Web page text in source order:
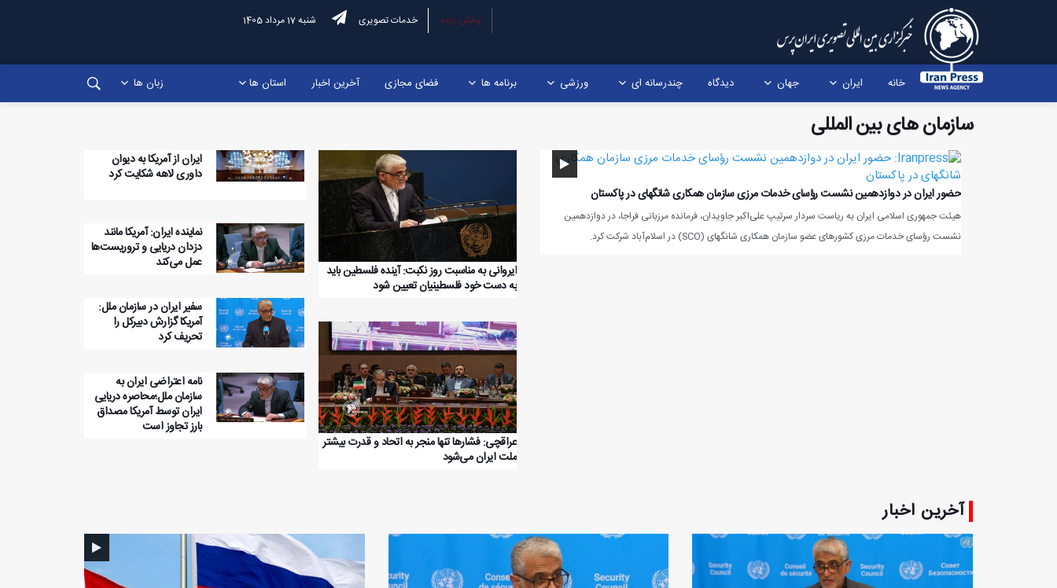
پخش زنده خدمات تصویری شنبه 17 مرداد 1405
خانه ایران جهان دیدگاه چندرسانه ای ورزشی برنامه ها فضای مجازی آخرین اخبار استان ها زبان ها
سازمان های بین المللی
حضور ایران در دوازدهمین نشست رؤسای خدمات مرزی سازمان همکاری شانگهای در پاکستان
هیئت جمهوری اسلامی ایران به ریاست سردار سرتیپ علی‌اکبر جاویدان، فرمانده مرزبانی فراجا، در دوازدهمین
نشست رؤسای خدمات مرزی کشورهای عضو سازمان همکاری شانگهای (SCO) در اسلام‌آباد شرکت کرد.
ایروانی به مناسبت روز نکبت: آینده فلسطین باید
به دست خود فلسطینیان تعیین شود
عراقچی: فشارها تنها منجر به اتحاد و قدرت بیشتر
ملت ایران می‌شود
ایران از آمریکا به دیوان
داوری لاهه شکایت کرد
نماینده ایران: آمریکا مانند
دزدان دریایی و تروریست‌ها
عمل می‌کند
سفیر ایران در سازمان ملل:
آمریکا گزارش دبیرکل را
تحریف کرد
نامه اعتراضی ایران به
سازمان ملل؛محاصره دریایی
ایران توسط آمریکا مصداق
بارز تجاوز است
آخرین اخبار